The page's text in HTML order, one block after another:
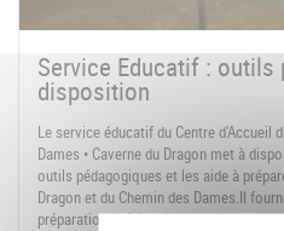
Service Educatif : outils
disposition
Le service éducatif du Centre d'Accueil
Dames • Caverne du Dragon met à
outils pédagogiques et les aide à
Dragon et du Chemin des Dames.Il
préparation et à la mise en œuvre ...